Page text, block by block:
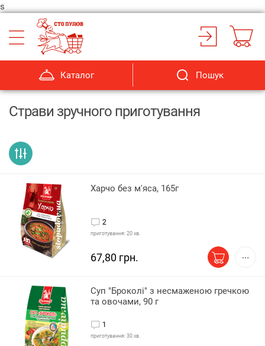
s
Каталог Пошук
Страви зручного приготування
Харчо без м'яса, 165г
2
приготування: 20 хв.
67,80 грн.
Суп "Броколі" з несмаженою гречкою
та овочами, 90 г
1
приготування: 30 хв.